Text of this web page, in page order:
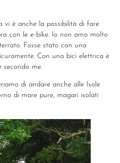
vi è anche la possibilità di fare
con le e-bike. Io non amo molto
Fosse stato con una
Con una bici elettrica è
secondo me.
di andare anche alle Isole
di mare pure, magari isolati